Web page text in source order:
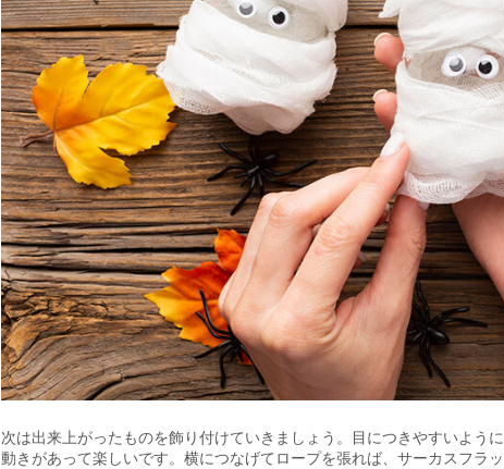
次は出来上がったものを飾り付けていきましょう。目につきやすいよう
動きがあって楽しいです。横につなげてロープを張れば、サーカスフラ